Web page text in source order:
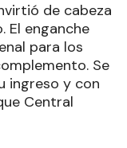
de cabeza
El enganche
para los
Se
ingreso y con
Central